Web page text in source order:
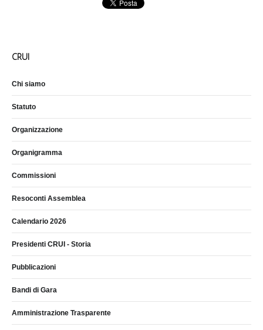
CRUI
Chi siamo
Statuto
Organizzazione
Organigramma
Commissioni
Resoconti Assemblea
Calendario 2026
Presidenti CRUI - Storia
Pubblicazioni
Bandi di Gara
Amministrazione Trasparente